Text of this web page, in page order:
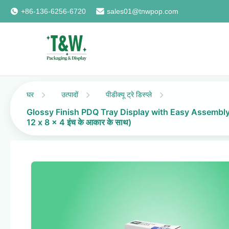
+86-136-6256-6720 sales01@tnwpop.com
घर उत्पादों पीडीक्यू ट्रे डिस्प्ले
Glossy Finish PDQ Tray Display with Easy
12 x 8 x 4 इंच के आकार के साथ)